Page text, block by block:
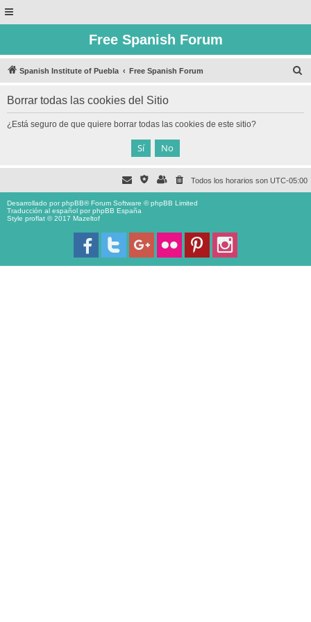
Free Spanish Forum
Spanish Institute of Puebla Free Spanish Forum
Borrar todas las cookies del Sitio
¿Está seguro de que quiere borrar todas las cookies de este sitio?
Todos los horarios son UTC-05:00
Desarrollado porphpBB® Forum Software © phpBB Limited
Traducción al español porphpBB España
Style proflat © 2017 Mazeltof